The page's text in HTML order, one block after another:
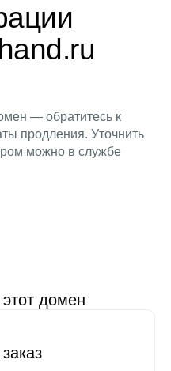
— обратитесь к
продления. Уточнить
можно в службе
домен